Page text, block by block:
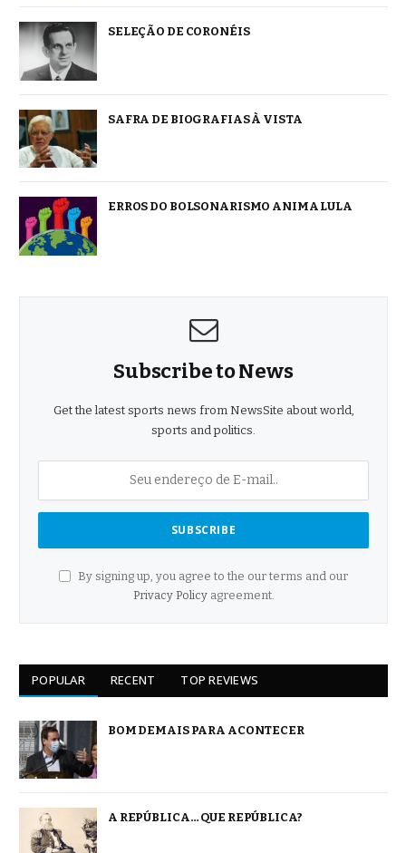
SELEÇÃO DE CORONÉIS
SAFRA DE BIOGRAFIAS À VISTA
ERROS DO BOLSONARISMO ANIMA LULA
Subscribe to News
Get the latest sports news from NewsSite about world,
sports and politics.
By signing up, you agree to the our terms and our
Privacy Policyagreement.
POPULAR RECENT TOP REVIEWS
BOM DEMAIS PARA ACONTECER
A REPÚBLICA… QUE REPÚBLICA?